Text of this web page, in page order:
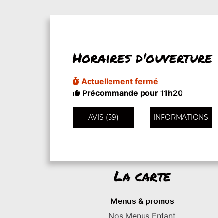
Horaires d'ouverture
Actuellement fermé
Précommande pour 11h20
AVIS (59) INFORMATIONS
La carte
Menus & promos
Nos Menus Enfant